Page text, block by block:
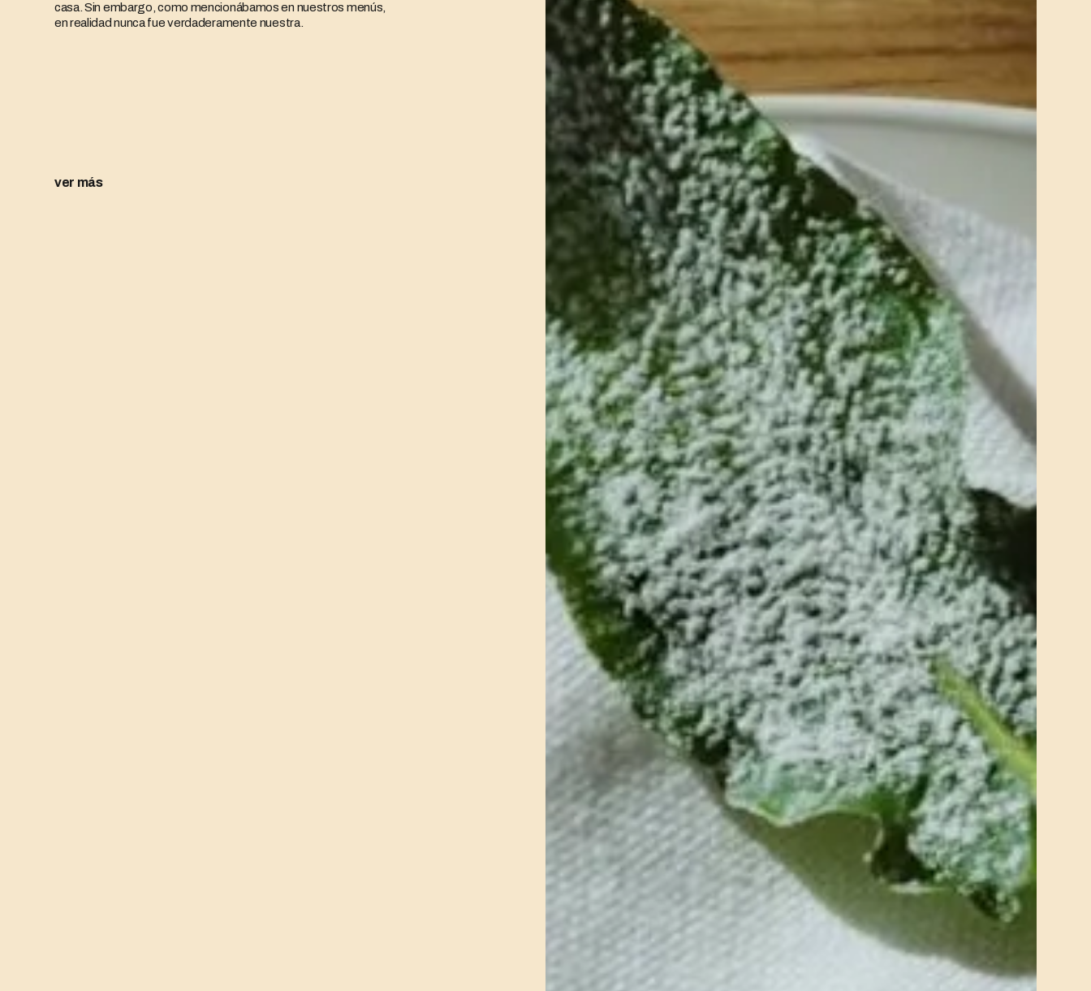
casa. Sin embargo, como mencionábamos en nuestros menús,
en realidad nunca fue verdaderamente nuestra.
ver más